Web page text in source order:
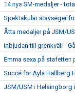
14 nya SM-medaljer -
Spektakulär stavseger
Åtta medaljer på JSM/
Inbjudan till grenkväll -
Emma sexa på stafetten
Succé för Ayla Hallberg
JSM/USM i Helsingborg